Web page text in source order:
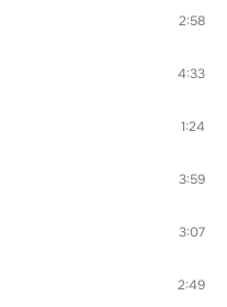
2:58
4:33
1:24
3:59
3:07
2:49